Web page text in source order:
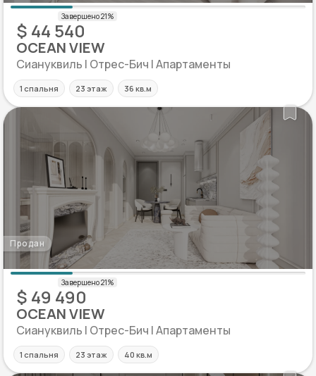
$ 44 540
OCEAN VIEW
Сиануквиль | Отрес-Бич | Апартаменты
1 спальня 23 этаж 36 кв.м
Продан
$ 49 490
OCEAN VIEW
Сиануквиль | Отрес-Бич | Апартаменты
1 спальня 23 этаж 40 кв.м